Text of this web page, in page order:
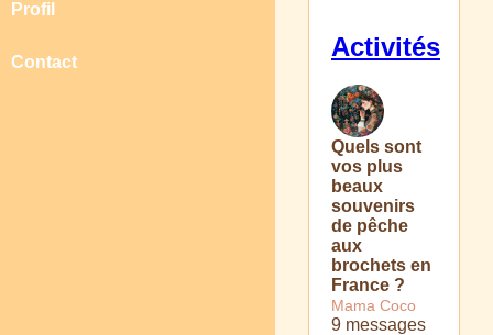
Profil
Contact
Activités
Quels sont
vos plus
beaux
souvenirs
de pêche
aux
brochets en
France ?
Mama Coco
9 messages